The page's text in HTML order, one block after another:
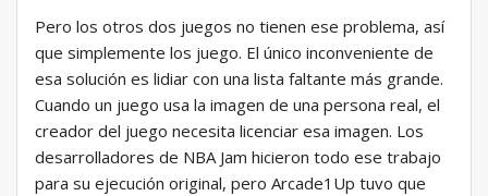
Pero los otros dos juegos no tienen ese problema, así
que simplemente los juego. El único inconveniente de
esa solución es lidiar con una lista faltante más grande.
Cuando un juego usa la imagen de una persona real, el
creador del juego necesita licenciar esa imagen. Los
desarrolladores de NBA Jam hicieron todo ese trabajo
para su ejecución original, pero Arcade1Up tuvo que